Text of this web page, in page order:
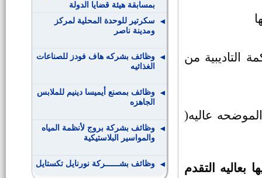
التاديبية من
عاليه(
التقدم
بمسابقة هيئة قضايا الدولة
سكرتير للوحدة المحلية لمركز
ومدينة ناصر
وظائف بشركه هاف فودز للصناعات
الغذائيه
وظائف بمصنع أيميسا دينيم للملابس
الجاهزه
وظائف بشركة بروج لأنظمة المياه
والمواسير البلاستيكية
وظائف بشــــــركة نورنايل تكستايل